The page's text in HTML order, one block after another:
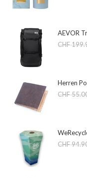
AEVOR
CHF
Herren
CHF
CHF